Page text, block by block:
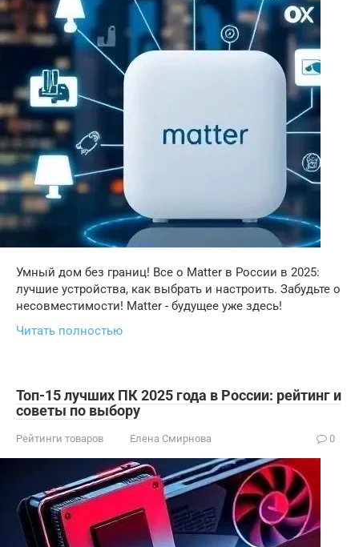
Умный дом без границ! Все о Matter в России в 2025:
лучшие устройства, как выбрать и настроить. Забудьте о
несовместимости! Matter - будущее уже здесь!
Читать полностью
Топ-15 лучших ПК 2025 года в России: рейтинг и
советы по выбору
Рейтинги товаров Елена Смирнова 0